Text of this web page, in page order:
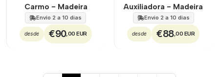
Carmo - Madeira
Envio 2 a 10 dias
desde €90,00 EUR
Auxiliadora - Madeira
Envio 2 a 10 dias
desde €88,00 EUR